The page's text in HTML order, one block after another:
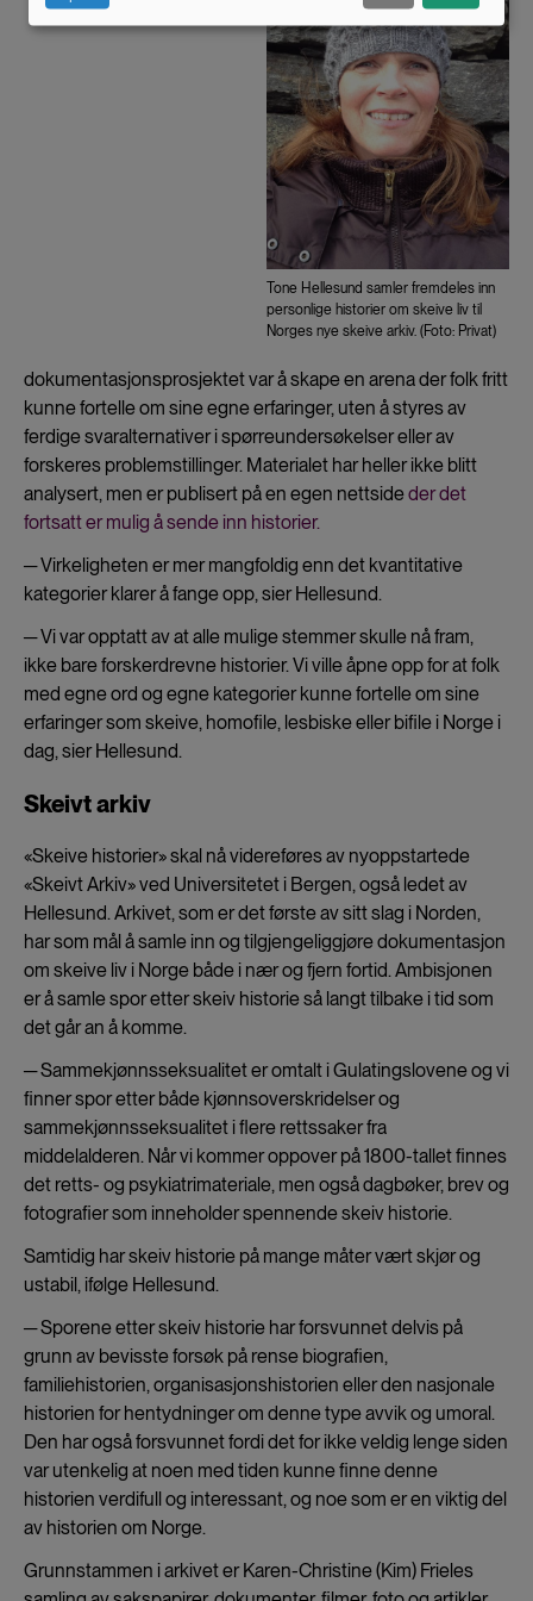
Tone Hellesund samler fremdeles inn
personlige historier om skeive liv til
Norges nye skeive arkiv. (Foto: Privat)
dokumentasjonsprosjektet var å skape en arena der folk fritt
kunne fortelle om sine egne erfaringer, uten å styres av
ferdige svaralternativer i spørreundersøkelser eller av
forskeres problemstillinger. Materialet har heller ikke blitt
analysert, men er publisert på en egen nettsideder det
fortsatt er mulig å sende inn historier.
─ Virkeligheten er mer mangfoldig enn det kvantitative
kategorier klarer å fange opp, sier Hellesund.
─ Vi var opptatt av at alle mulige stemmer skulle nå fram,
ikke bare forskerdrevne historier. Vi ville åpne opp for at folk
med egne ord og egne kategorier kunne fortelle om sine
erfaringer som skeive, homofile, lesbiske eller bifile i Norge i
dag, sier Hellesund.
Skeivt arkiv
«Skeive historier» skal nå videreføres av nyoppstartede
«Skeivt Arkiv» ved Universitetet i Bergen, også ledet av
Hellesund. Arkivet, som er det første av sitt slag i Norden,
har som mål å samle inn og tilgjengeliggjøre dokumentasjon
om skeive liv i Norge både i nær og fjern fortid. Ambisjonen
er å samle spor etter skeiv historie så langt tilbake i tid som
det går an å komme.
─ Sammekjønnsseksualitet er omtalt i Gulatingslovene og vi
finner spor etter både kjønnsoverskridelser og
sammekjønnsseksualitet i flere rettssaker fra
middelalderen. Når vi kommer oppover på 1800-tallet finnes
det retts- og psykiatrimateriale, men også dagbøker, brev og
fotografier som inneholder spennende skeiv historie.
Samtidig har skeiv historie på mange måter vært skjør og
ustabil, ifølge Hellesund.
─ Sporene etter skeiv historie har forsvunnet delvis på
grunn av bevisste forsøk på rense biografien,
familiehistorien, organisasjonshistorien eller den nasjonale
historien for hentydninger om denne type avvik og umoral.
Den har også forsvunnet fordi det for ikke veldig lenge siden
var utenkelig at noen med tiden kunne finne denne
historien verdifull og interessant, og noe som er en viktig del
av historien om Norge.
Grunnstammen i arkivet er Karen-Christine (Kim) Frieles